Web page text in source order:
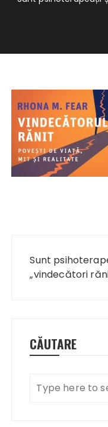
articole
Sunt
„vindecători
CĂUTARE